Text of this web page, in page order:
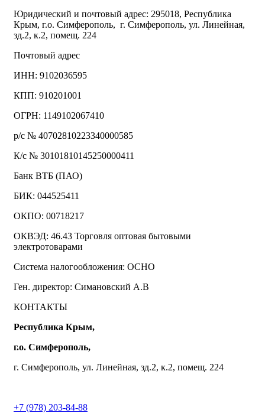
Юридический и почтовый адрес: 295018, Республика
Крым, г.о. Симферополь, г. Симферополь, ул. Линейная,
зд.2, к.2, помещ. 224
Почтовый адрес
ИНН: 9102036595
КПП: 910201001
ОГРН: 1149102067410
р/с № 40702810223340000585
К/с № 30101810145250000411
Банк ВТБ (ПАО)
БИК: 044525411
ОКПО: 00718217
ОКВЭД: 46.43 Торговля оптовая бытовыми
электротоварами
Система налогообложения: ОСНО
Ген. директор: Симановский А.В
КОНТАКТЫ
Республика Крым,
г.о. Симферополь,
г. Симферополь, ул. Линейная, зд.2, к.2, помещ. 224
+7 (978) 203-84-88